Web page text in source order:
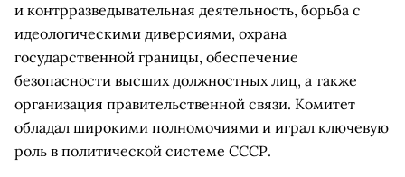
и контрразведывательная деятельность, борьба с
идеологическими диверсиями, охрана
государственной границы, обеспечение
безопасности высших должностных лиц, а также
организация правительственной связи. Комитет
обладал широкими полномочиями и играл ключевую
роль в политической системе СССР.